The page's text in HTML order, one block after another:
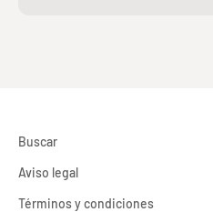
Buscar
Aviso legal
Términos y condiciones